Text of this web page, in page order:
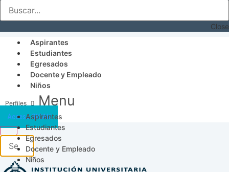
Close
Aspirantes
Estudiantes
Egresados
Docente y Empleado
Niños
Menu
Aspirantes
Estudiantes
Egresados
Docente y Empleado
Niños
Acceso SICAU